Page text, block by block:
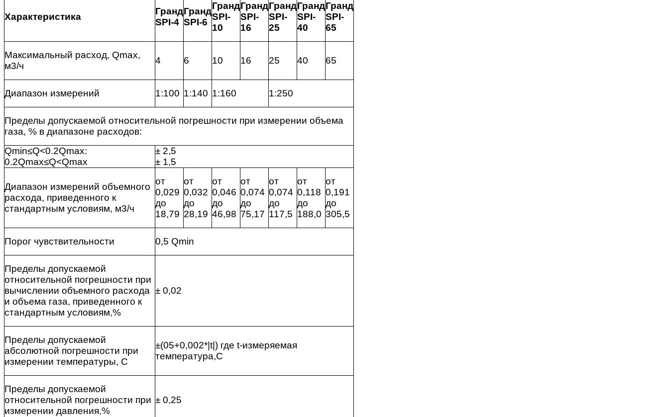
Характеристика
Гранд
SPI-4
Гранд
SPI-6
Гранд
SPI-
10
Гранд
SPI-
16
Гранд
SPI-
25
Гранд
SPI-
40
Гранд
SPI-
65
Максимальный расход, Qmax,
м3/ч
4 6 10 16 25 40 65
Диапазон измерений 1:100 1:140 1:160 1:250
Пределы допускаемой относительной погрешности при измерении объема
газа, % в диапазоне расходов:
Qmin≤Q<0.2Qmax:
0.2Qmax≤Q<Qmax
± 2,5
± 1,5
Диапазон измерений объемного
расхода, приведенного к
стандартным условиям, м3/ч
от
0,029
до
18,79
от
0,032
до
28,19
от
0,046
до
46,98
от
0,074
до
75,17
от
0,074
до
117,5
от
0,118
до
188,0
от
0,191
до
305,5
Порог чувствительности 0,5 Qmin
Пределы допускаемой
относительной погрешности при
вычислении объемного расхода
и объема газа, приведенного к
стандартным условиям,%
± 0,02
Пределы допускаемой
абсолютной погрешности при
измерении температуры, С
±(05+0,002*|t|) где t-измеряемая
температура,С
Пределы допускаемой
относительной погрешности при
измерении давления,%
± 0,25